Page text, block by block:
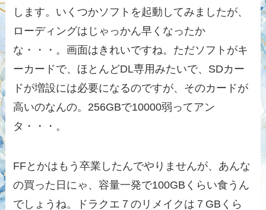
します。いくつかソフトを起動してみましたが、
ローディングはじゃっかん早くなったか
な・・・。画面はきれいですね。ただソフトがキ
ーカードで、ほとんどDL専用みたいで、SDカー
ドが増設には必要になるのですが、そのカードが
高いのなんの。256GBで10000弱ってアン
タ・・・。
FFとかはもう卒業したんでやりませんが、あんな
の買った日にゃ、容量一発で100GBくらい食うん
でしょうね。ドラクエ７のリメイクは７GBくら